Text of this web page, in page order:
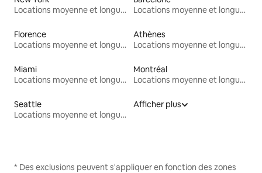
Locations moyenne et longue durée
Locations moyenne et longue durée
Florence
Locations moyenne et longue durée
Athènes
Locations moyenne et longue durée
Miami
Locations moyenne et longue durée
Montréal
Locations moyenne et longue durée
Seattle
Locations moyenne et longue durée
Afficher plus
* Des exclusions peuvent s'appliquer en fonction des zones